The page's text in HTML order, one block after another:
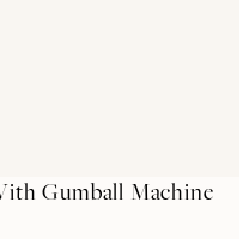
Gumball Machine